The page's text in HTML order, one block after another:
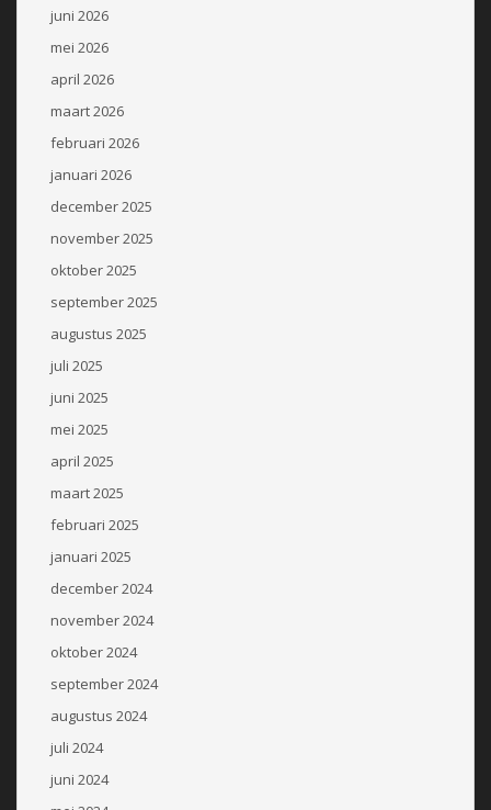
juni 2026
mei 2026
april 2026
maart 2026
februari 2026
januari 2026
december 2025
november 2025
oktober 2025
september 2025
augustus 2025
juli 2025
juni 2025
mei 2025
april 2025
maart 2025
februari 2025
januari 2025
december 2024
november 2024
oktober 2024
september 2024
augustus 2024
juli 2024
juni 2024